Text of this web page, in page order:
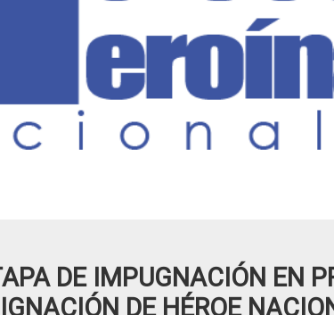
DE IMPUGNACIÓN EN
DE HÉROE